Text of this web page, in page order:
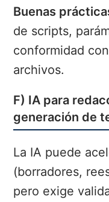
Buenas
de scripts,
conformidad
archivos.
F) IA para
generación de
La IA puede
(borradores,
pero exige